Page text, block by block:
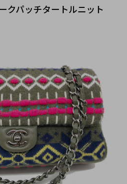
クパッチタートルニット